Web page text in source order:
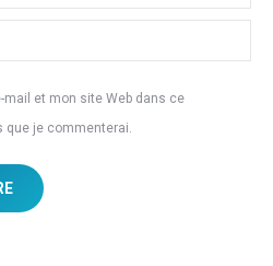
et mon site Web dans ce
que je commenterai.